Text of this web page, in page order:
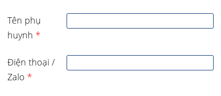
Tên phụ
huynh *
Điện thoại /
Zalo *